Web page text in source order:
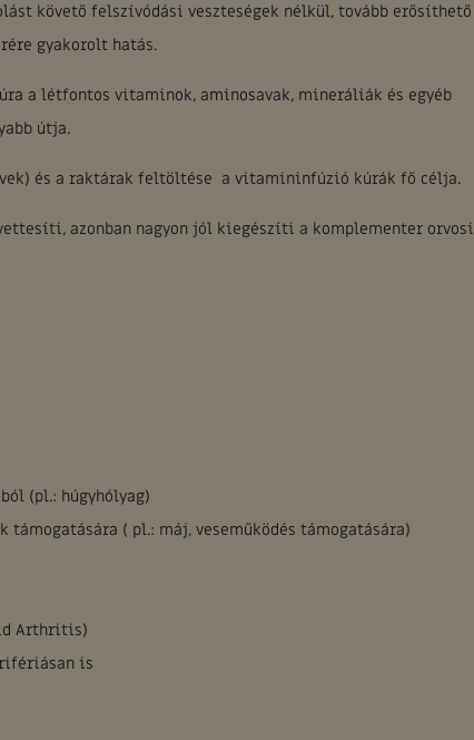
követő felszívódási veszteségek nélkül, tovább erősíthető
gyakorolt hatás.
a létfontos vitaminok, aminosavak, mineráliák és egyéb
útja.
és a raktárak feltöltése a vitamininfúzió kúrák fő célja.
azonban nagyon jól kiegészíti a komplementer orvosi
(pl.: húgyhólyag)
( pl.: máj, veseműködés támogatására)
Arthritis)
is